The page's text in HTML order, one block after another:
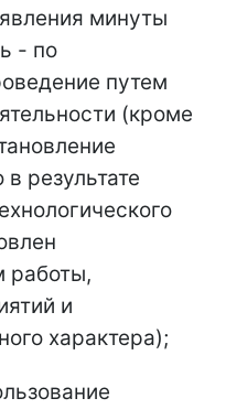
минуты
- по
путем
(кроме
результате
работы,
и
характера);